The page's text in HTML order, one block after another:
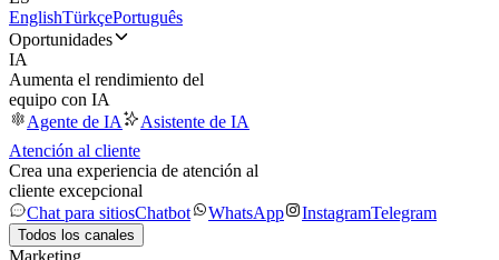
EnglishTürkçePortuguês
Oportunidades
IA
Aumenta el rendimiento del
equipo con IA
Agente de IA
Asistente de IA
Atención al cliente
Crea una experiencia de atención al
cliente excepcional
Chat para sitiosChatbot WhatsApp InstagramTelegram
Todos los canales
Marketing